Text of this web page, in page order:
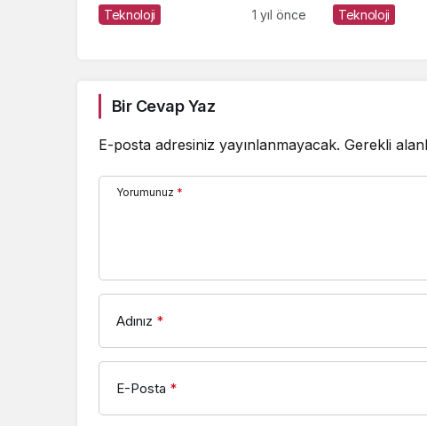
Teknoloji 1 yıl önce
Aldı
Teknoloji
Bir Cevap Yaz
E-posta adresiniz yayınlanmayacak. Gerekli
Yorumunuz *
Adınız *
E-Posta *